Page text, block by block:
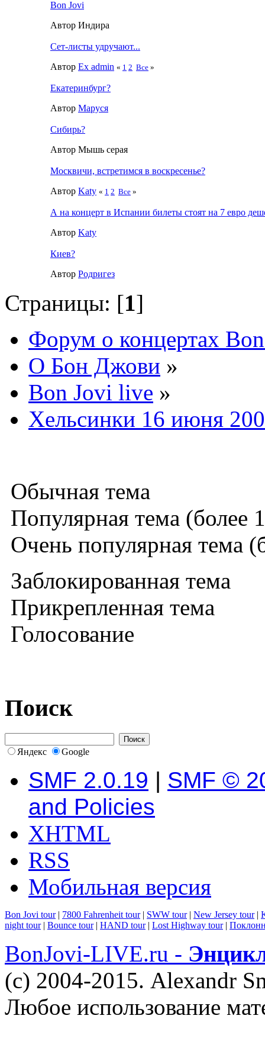
Bon Jovi
Автор Индира
Сет-листы удручают...
Автор Ex admin « 1 2 Все »
Екатеринбург?
Автор Маруся
Сибирь?
Автор Мышь серая
Москвичи, встретимся в воскресенье?
Автор Katy « 1 2 Все »
А на концерт в Испании билеты стоят на 7 евро
Автор Katy
Киев?
Автор Родригез
Страницы: [1]
Форум о концертах
О Бон Джови »
Bon Jovi live »
Хельсинки 16 июня
Обычная тема
Популярная тема (более
Очень популярная тема
Заблокированная тема
Прикрепленная тема
Голосование
Поиск
Яндекс Google
SMF 2.0.19 | SMF ©
and Policies
XHTML
RSS
Мобильная версия
Bon Jovi tour| 7800 Fahrenheit tour| SWW tour| New Jersey tour|
night tour| Bounce tour| HAND tour| Lost Highway tour|
BonJovi-LIVE.ru -
(c) 2004-2015. Alexandr
Любое использование